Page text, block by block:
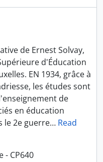
de Ernest Solvay,
d'Éducation
EN 1934, grâce à
les études sont
de
en éducation
le 2e guerre… Read
- CP640